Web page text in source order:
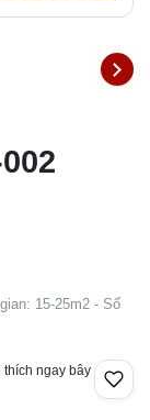
15-25m2 - Số
thích ngay bây